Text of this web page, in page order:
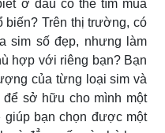
ở đâu có thể tìm mua
biến? Trên thị trường, có
sim số đẹp, nhưng làm
hợp với riêng bạn? Bạn
của từng loại sim và
sở hữu cho mình một
bạn chọn được một